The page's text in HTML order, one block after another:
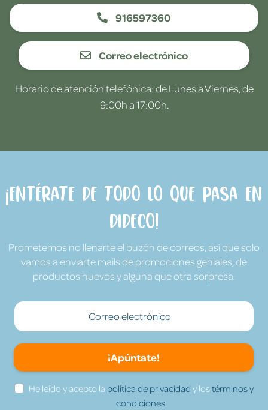
916597360
Correo electrónico
Horario de atención telefónica: de Lunes a Viernes, de
9:00h a 17:00h.
¡Entérate de todo lo que pasa en
Dideco!
Prometemos no llenarte el buzón de correos, así que solo
vamos a enviarte mails de promociones geniales, de
productos nuevos y alguna que otra sorpresa.
¡Apúntate!
He leído y acepto la política de privacidad y lostérminos y
condiciones.